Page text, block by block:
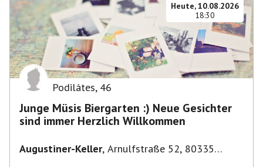
Heute, 10.08.2026
18:30
Podilátes, 46
Junge Müsis Biergarten :) Neue Gesichter
sind immer Herzlich Willkommen
Augustiner-Keller, Arnulfstraße 52, 80335